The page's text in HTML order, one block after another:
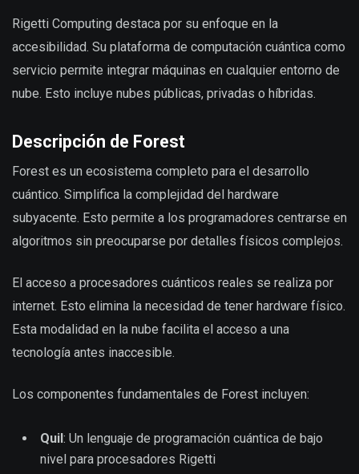
Rigetti Computing destaca por su enfoque en la
accesibilidad. Su plataforma de computación cuántica como
servicio permite integrar máquinas en cualquier entorno de
nube. Esto incluye nubes públicas, privadas o híbridas.
Descripción de Forest
Forest es un ecosistema completo para el desarrollo
cuántico. Simplifica la complejidad del hardware
subyacente. Esto permite a los programadores centrarse en
algoritmos sin preocuparse por detalles físicos complejos.
El acceso a procesadores cuánticos reales se realiza por
internet. Esto elimina la necesidad de tener hardware físico.
Esta modalidad en la nube facilita el acceso a una
tecnología antes inaccesible.
Los componentes fundamentales de Forest incluyen:
Quil : Un lenguaje de programación cuántica de bajo
nivel para procesadores Rigetti